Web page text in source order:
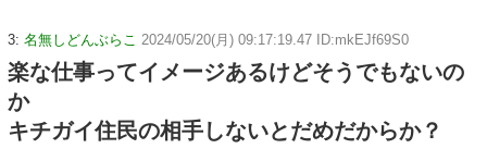
3: 名無しどんぶらこ 2024/05/20(月) 09:17:19.47 ID:mkEJf69S0
楽な仕事ってイメージあるけどそうでもないの
か
キチガイ住民の相手しないとだめだからか？